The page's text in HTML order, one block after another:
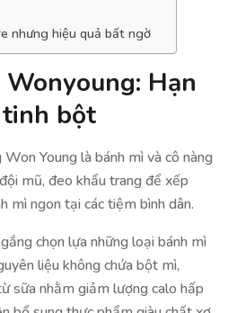
nhưng hiệu quả bất ngờ
Hạn
tinh bột
Young là bánh mì và cô nàng
mũ, đeo khẩu trang để xếp
mì ngon tại các tiệm bình dân.
chọn lựa những loại bánh mì
liệu không chứa bột mì,
sữa nhằm giảm lượng calo hấp